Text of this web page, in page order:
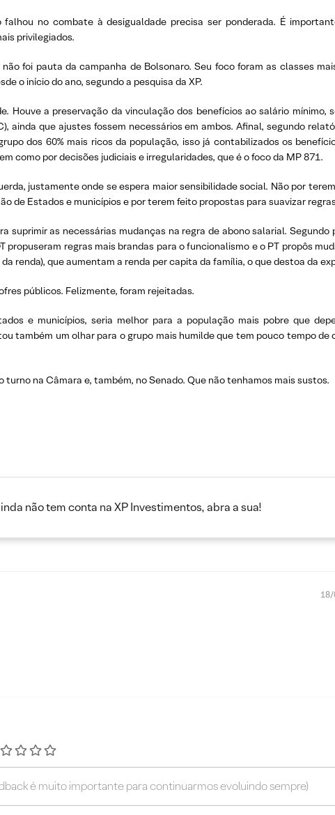
no combate à desigualdade precisa ser ponderada. É
privilegiados.
foi pauta da campanha de Bolsonaro. Seu foco foram as classes
o início do ano, segundo a pesquisa da XP.
Houve a preservação da vinculação dos benefícios ao salário mínimo,
ainda que ajustes fossem necessários em ambos. Afinal, segundo
dos 60% mais ricos da população, isso já contabilizados os
como por decisões judiciais e irregularidades, que é o foco da MP 871.
justamente onde se espera maior sensibilidade social. Não por
de Estados e municípios e por terem feito propostas para suavizar
suprimir as necessárias mudanças na regra de abono salarial. Segundo
propuseram regras mais brandas para o funcionalismo e o PT propôs
renda), que aumentam a renda per capita da família, o que destoa da
públicos. Felizmente, foram rejeitadas.
e municípios, seria melhor para a população mais pobre que
também um olhar para o grupo mais humilde que tem pouco tempo
turno na Câmara e, também, no Senado. Que não tenhamos mais sustos.
não tem conta na XP Investimentos, abra a sua!
18/